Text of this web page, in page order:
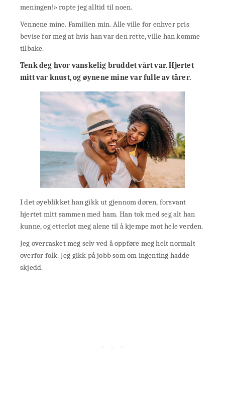
meningen!» ropte jeg alltid til noen.
Vennene mine. Familien min. Alle ville for enhver pris
bevise for meg at hvis han var den rette, ville han komme
tilbake.
Tenk deg hvor vanskelig bruddet vårt var. Hjertet
mitt var knust, og øynene mine var fulle av tårer.
I det øyeblikket han gikk ut gjennom døren, forsvant
hjertet mitt sammen med ham. Han tok med seg alt han
kunne, og etterlot meg alene til å kjempe mot hele verden.
Jeg overrasket meg selv ved å oppføre meg helt normalt
overfor folk. Jeg gikk på jobb som om ingenting hadde
skjedd.